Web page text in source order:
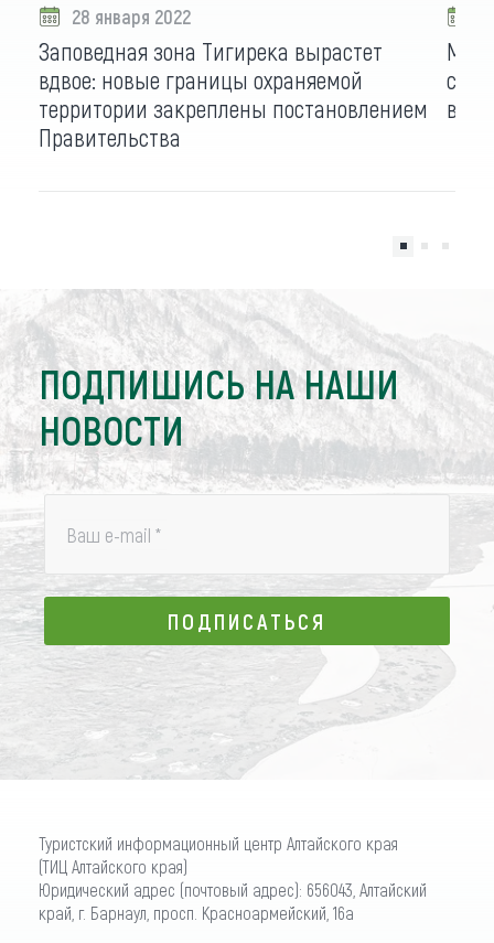
28 января 2022
Заповедная зона Тигирека вырастет
вдвое: новые границы охраняемой
территории закреплены постановлением
Правительства
ПОДПИШИСЬ НА НАШИ
НОВОСТИ
Ваш e-mail *
ПОДПИСАТЬСЯ
ПОДПИСАТЬСЯ
Туристский информационный центр Алтайского края
(ТИЦ Алтайского края)
Юридический адрес (почтовый адрес): 656043, Алтайский
край, г. Барнаул, просп. Красноармейский, 16а